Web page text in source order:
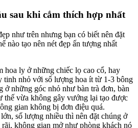
sau khi cắm thích hợp nhất
như trên nhưng bạn có biết nên đặt
nào tạo nên nét đẹp ấn tượng nhất
hoa ly ở những chiếc lọ cao cổ, hay
tinh nhỏ với số lượng hoa ít từ 1-3 bông
ở những góc nhỏ như bàn trà đơn, bàn
thế vừa không gây vướng lại tạo được
gian không bị đơn điệu quá.
số lượng nhiều thì nên đặt chúng ở
không gian mở như phòng khách nó